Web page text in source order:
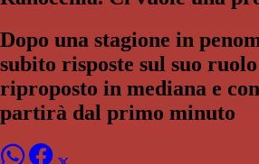
Dopo una stagione in
subito risposte sul suo
riproposto in mediana e
partirà dal primo minuto